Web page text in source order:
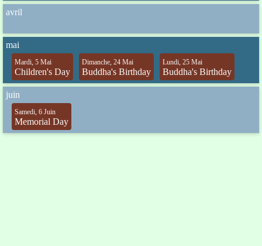
avril
mai
Mardi, 5 Mai
Children's Day
Dimanche, 24 Mai
Buddha's Birthday
Lundi, 25 Mai
Buddha's Birthday
juin
Samedi, 6 Juin
Memorial Day